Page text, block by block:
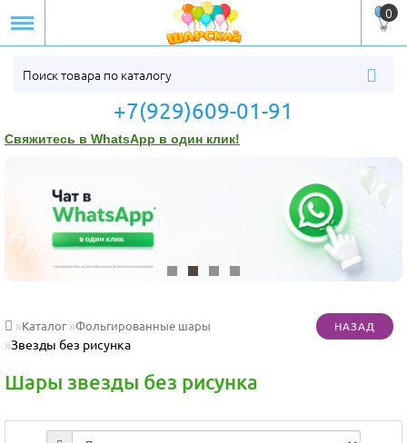
0
+7(929)609-01-91
Свяжитесь в WhatsApp в один клик!
Каталог Фольгированные шары
Звезды без рисунка
Шары звезды без рисунка